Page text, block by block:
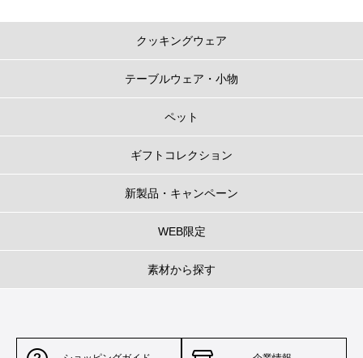
クッキングウェア
テーブルウェア・小物
ペット
ギフトコレクション
新製品・キャンペーン
WEB限定
素材から探す